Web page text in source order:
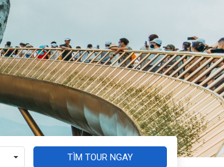
TÌM TOUR NGAY